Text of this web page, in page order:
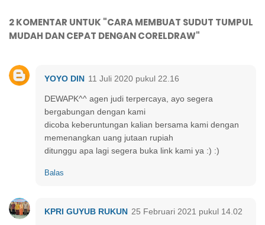
2 KOMENTAR UNTUK "CARA MEMBUAT SUDUT TUMPUL
MUDAH DAN CEPAT DENGAN CORELDRAW"
YOYO DIN 11 Juli 2020 pukul 22.16
DEWAPK^^ agen judi terpercaya, ayo segera
bergabungan dengan kami
dicoba keberuntungan kalian bersama kami dengan
memenangkan uang jutaan rupiah
ditunggu apa lagi segera buka link kami ya :) :)
Balas
KPRI GUYUB RUKUN 25 Februari 2021 pukul 14.02